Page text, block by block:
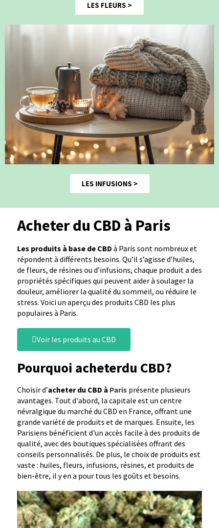
LES FLEURS >
LES INFUSIONS >
Acheter du CBD à Paris
Les produits à base de CBD à Paris sont nombreux et
répondent à différents besoins. Qu’il s’agisse d’huiles,
de fleurs, de résines ou d’infusions, chaque produit a des
propriétés spécifiques qui peuvent aider à soulager la
douleur, améliorer la qualité du sommeil, ou réduire le
stress. Voici un aperçu des produits CBD les plus
populaires à Paris.
Voir les produits au CBD
Pourquoi acheterdu CBD?
Choisir d’acheter du CBD à Paris présente plusieurs
avantages. Tout d'abord, la capitale est un centre
névralgique du marché du CBD en France, offrant une
grande variété de produits et de marques. Ensuite, les
Parisiens bénéficient d'un accès facile à des produits de
qualité, avec des boutiques spécialisées offrant des
conseils personnalisés. De plus, le choix de produits est
vaste : huiles, fleurs, infusions, résines, et produits de
bien-être, il y en a pour tous les goûts et besoins.